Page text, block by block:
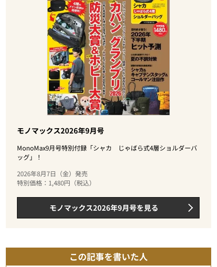
モノマックス2026年9月号
MonoMax9月号特別付録「シャカ じゃばら式4層ショルダーバ
ッグ」！
2026年8月7日（金）発売
特別価格：1,480円（税込）
モノマックス2026年9月号を見る
この記事を書いた人